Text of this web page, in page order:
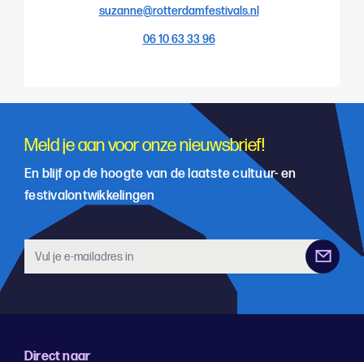
suzanne@rotterdamfestivals.nl
06 10 63 33 96
Meld je aan voor onze nieuwsbrief!
En blijf op de hoogte van de laatste cultuur- en
festivalontwikkelingen
Direct naar